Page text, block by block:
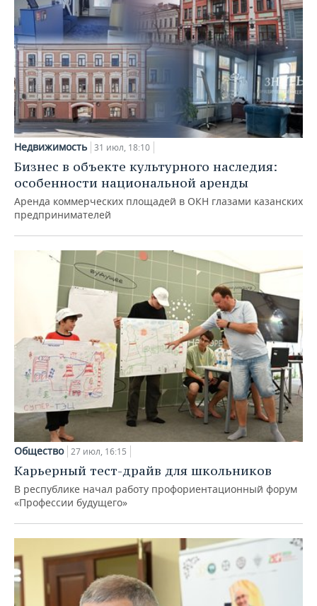
Недвижимость 31 июл, 18:10
Бизнес в объекте культурного наследия:
особенности национальной аренды
Аренда коммерческих площадей в ОКН глазами казанских
предпринимателей
Общество 27 июл, 16:15
Карьерный тест-драйв для школьников
В республике начал работу профориентационный форум
«Профессии будущего»